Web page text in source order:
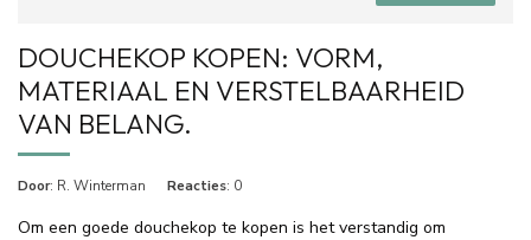
DOUCHEKOP KOPEN: VORM,
MATERIAAL EN VERSTELBAARHEID
VAN BELANG.
Door: R. Winterman Reacties: 0
Om een goede douchekop te kopen is het verstandig om